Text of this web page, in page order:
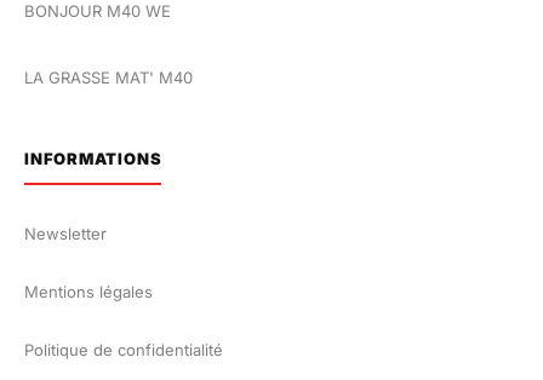
BONJOUR M40 WE
LA GRASSE MAT' M40
INFORMATIONS
Newsletter
Mentions légales
Politique de confidentialité